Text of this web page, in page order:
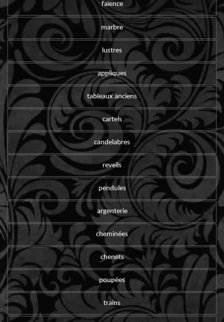
faïence
marbre
lustres
appliques
tableaux anciens
cartels
candelabres
reveils
pendules
argenterie
cheminées
chenets
poupées
trains